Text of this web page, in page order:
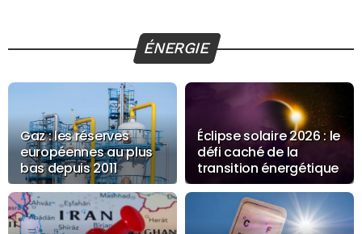
ÉNERGIE
Gaz : les réserves
européennes au plus
bas depuis 2011
Éclipse solaire 2026 : le
défi caché de la
transition énergétique